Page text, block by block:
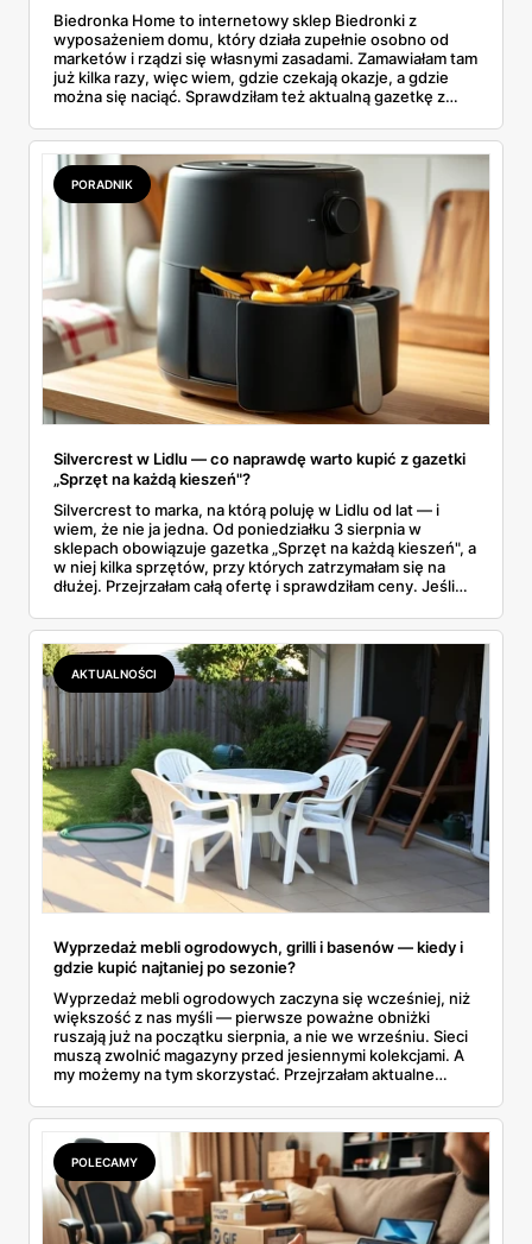
Biedronka Home to internetowy sklep Biedronki z
wyposażeniem domu, który działa zupełnie osobno od
marketów i rządzi się własnymi zasadami. Zamawiałam tam
już kilka razy, więc wiem, gdzie czekają okazje, a gdzie
można się naciąć. Sprawdziłam też aktualną gazetkę z
wszystko w jednym miejscu: jak zamawiać, ile trwa zwrot,
jakie kody rabatowe działają w sierpniu i które produkty
faktycznie warto włożyć do koszyka.
PORADNIK
Silvercrest w Lidlu — co naprawdę warto kupić z gazetki
„Sprzęt na każdą kieszeń"?
Silvercrest to marka, na którą poluję w Lidlu od lat — i
wiem, że nie ja jedna. Od poniedziałku 3 sierpnia w
sklepach obowiązuje gazetka „Sprzęt na każdą kieszeń", a
w niej kilka sprzętów, przy których zatrzymałam się na
dłużej. Przejrzałam całą ofertę i sprawdziłam ceny. Jeśli
faktycznie okazja — poniżej znajdziecie odpowiedź.
Uwaga: promocja trwa tylko do 8 sierpnia.
AKTUALNOŚCI
Wyprzedaż mebli ogrodowych, grilli i basenów — kiedy i
gdzie kupić najtaniej po sezonie?
Wyprzedaż mebli ogrodowych zaczyna się wcześniej, niż
większość z nas myśli — pierwsze poważne obniżki
ruszają już na początku sierpnia, a nie we wrześniu. Sieci
muszą zwolnić magazyny przed jesiennymi kolekcjami. A
my możemy na tym skorzystać. Przejrzałam aktualne
leżaki, grille i baseny. Do tego podpowiadam, jak odróżnić
prawdziwą obniżkę od pozornej.
POLECAMY